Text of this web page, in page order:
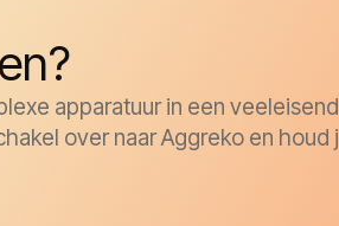
apparatuur in een
over naar Aggreko en